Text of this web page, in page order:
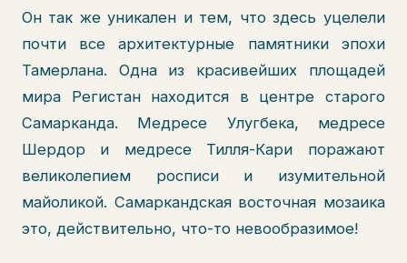
Он так же уникален и тем, что здесь уцелели
почти все архитектурные памятники эпохи
Тамерлана. Одна из красивейших площадей
мира Регистан находится в центре старого
Самарканда. Медресе Улугбека, медресе
Шердор и медресе Тилля-Кари поражают
великолепием росписи и изумительной
майоликой. Самаркандская восточная мозаика
это, действительно, что-то невообразимое!